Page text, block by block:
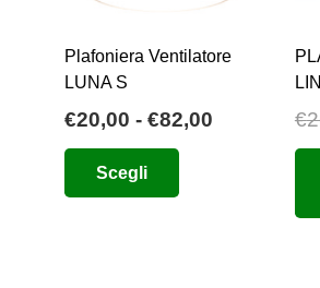
Plafoniera Ventilatore
LUNA S
€20,00 - €82,00
Scegli
€